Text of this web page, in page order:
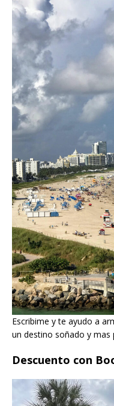
Escribime y te ayudo a
un destino soñado y mas
Descuento con